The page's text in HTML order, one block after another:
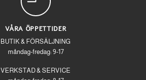
VÅRA ÖPPETTIDER
BUTIK & FÖRSÄLJNING
måndag-fredag: 9-17
VERKSTAD & SERVICE